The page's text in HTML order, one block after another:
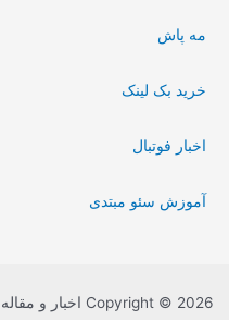
مه پاش
خرید بک لینک
اخبار فوتبال
آموزش سئو مبتدی
Copyright © 2026 اخبار و مقاله | Powered by